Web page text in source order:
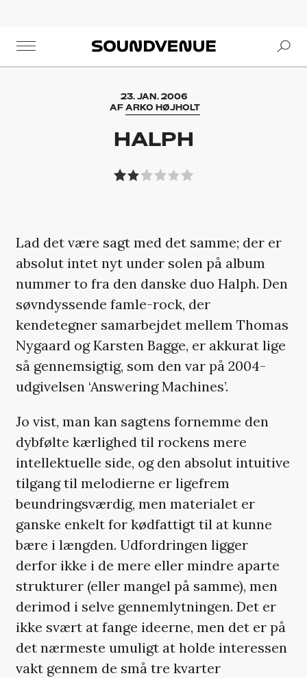
Soundvenue
23. JAN. 2006
AFARKO HØJHOLT
HALPH
Lad det være sagt med det samme; der er
absolut intet nyt under solen på album
nummer to fra den danske duo Halph. Den
søvndyssende famle-rock, der
kendetegner samarbejdet mellem Thomas
Nygaard og Karsten Bagge, er akkurat lige
så gennemsigtig, som den var på 2004-
udgivelsen ‘Answering Machines’.
Jo vist, man kan sagtens fornemme den
dybfølte kærlighed til rockens mere
intellektuelle side, og den absolut intuitive
tilgang til melodierne er ligefrem
beundringsværdig, men materialet er
ganske enkelt for kødfattigt til at kunne
bære i længden. Udfordringen ligger
derfor ikke i de mere eller mindre aparte
strukturer (eller mangel på samme), men
derimod i selve gennemlytningen. Det er
ikke svært at fange ideerne, men det er på
det nærmeste umuligt at holde interessen
vakt gennem de små tre kvarter